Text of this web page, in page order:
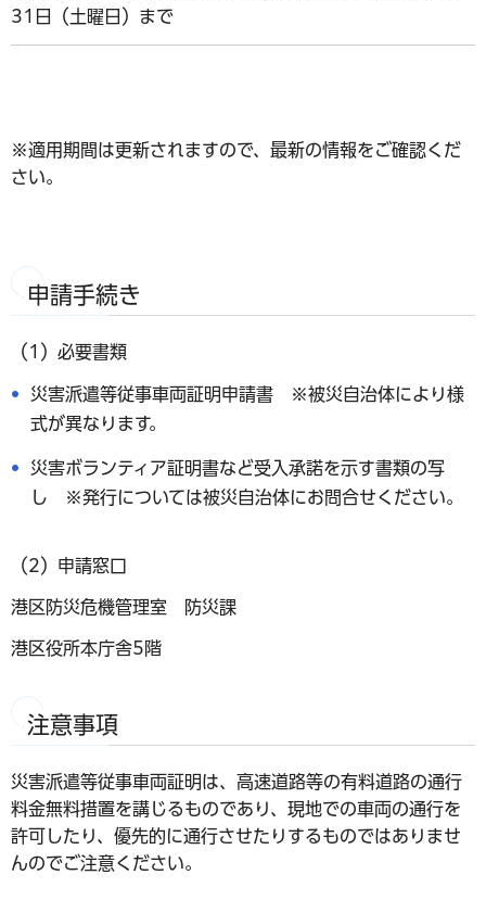
31日（土曜日）まで
※適用期間は更新されますので、最新の情報をご確認くだ
さい。
申請手続き
（1）必要書類
災害派遣等従事車両証明申請書 ※被災自治体により様
式が異なります。
災害ボランティア証明書など受入承諾を示す書類の写
し ※発行については被災自治体にお問合せください。
（2）申請窓口
港区防災危機管理室 防災課
港区役所本庁舎5階
注意事項
災害派遣等従事車両証明は、高速道路等の有料道路の通行
料金無料措置を講じるものであり、現地での車両の通行を
許可したり、優先的に通行させたりするものではありませ
んのでご注意ください。